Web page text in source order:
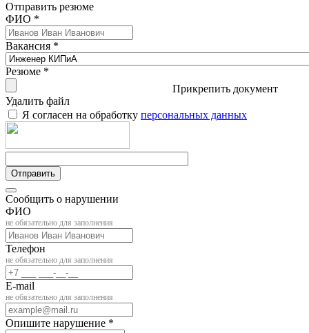
Отправить резюме
ФИО *
Вакансия *
Резюме *
Прикрепить документ
Удалить файл
Я согласен на обработку персональных данных
Отправить
Сообщить о нарушении
ФИО
не обязательно для заполнения
Телефон
не обязательно для заполнения
E-mail
не обязательно для заполнения
Опишите нарушение *